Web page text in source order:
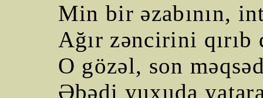
Min bir əzabının,
Ağır zəncirini qırıb
O gözəl, son
Əbədi yuxuda